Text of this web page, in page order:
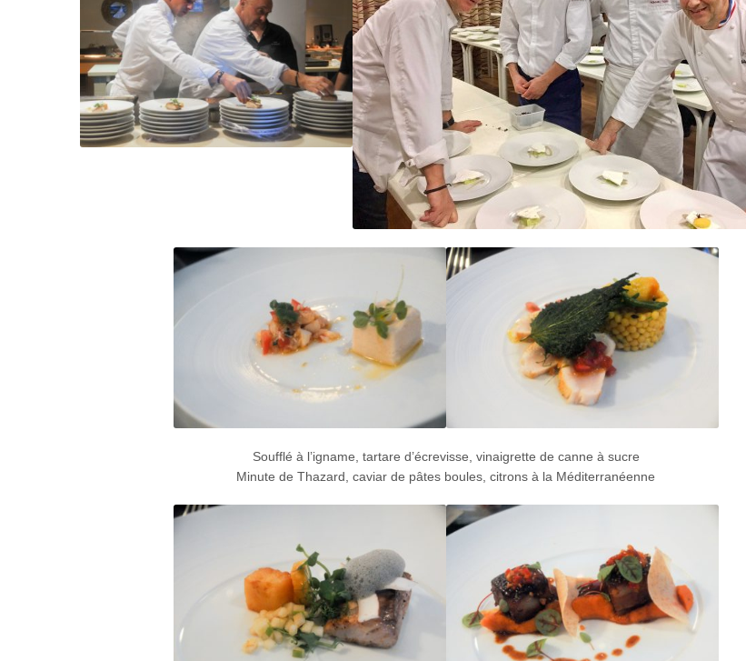
Soufflé à l’igname, tartare d’écrevisse, vinaigrette de canne à sucre
Minute de Thazard, caviar de pâtes boules, citrons à la Méditerranéenne